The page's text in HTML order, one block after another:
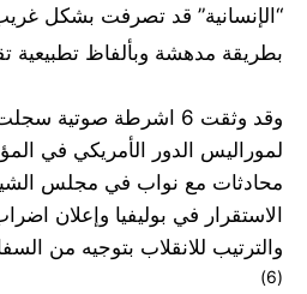
“الإنسانية” قد تصرفت بشكل
بطريقة مدهشة وبألفاظ تطبيعية
وقد وثقت 6 اشرطة
لموراليس الدور الأمريكي في
محادثات مع نواب في مجلس
الاستقرار في بوليفيا وإعلان
والترتيب للانقلاب بتوجيه من
(6)